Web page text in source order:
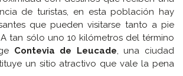
de turistas, en esta población hay
que pueden visitarse tanto a pie
tan sólo uno 10 kilómetros del término
Contevia de Leucade , una ciudad
un sitio atractivo que vale la pena